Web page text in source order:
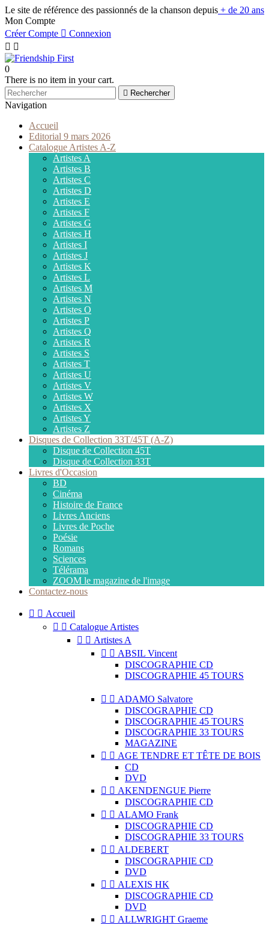
Le site de référence des passionnés de la chanson depuis + de 20 ans
Mon Compte
Créer Compte  Connexion
 
0
There is no item in your cart.
 Rechercher
Navigation
Accueil
Editorial 9 mars 2026
Catalogue Artistes A-Z
Artistes A
Artistes B
Artistes C
Artistes D
Artistes E
Artistes F
Artistes G
Artistes H
Artistes I
Artistes J
Artistes K
Artistes L
Artistes M
Artistes N
Artistes O
Artistes P
Artistes Q
Artistes R
Artistes S
Artistes T
Artistes U
Artistes V
Artistes W
Artistes X
Artistes Y
Artistes Z
Disques de Collection 33T/45T (A-Z)
Disque de Collection 45T
Disque de Collection 33T
Livres d'Occasion
BD
Cinéma
Histoire de France
Livres Anciens
Livres de Poche
Poésie
Romans
Sciences
Télérama
ZOOM le magazine de l'image
Contactez-nous
  Accueil
  Catalogue Artistes
  Artistes A
  ABSIL Vincent
DISCOGRAPHIE CD
DISCOGRAPHIE 45 TOURS
  ADAMO Salvatore
DISCOGRAPHIE CD
DISCOGRAPHIE 45 TOURS
DISCOGRAPHIE 33 TOURS
MAGAZINE
  AGE TENDRE ET TÊTE DE BOIS
CD
DVD
  AKENDENGUE Pierre
DISCOGRAPHIE CD
  ALAMO Frank
DISCOGRAPHIE CD
DISCOGRAPHIE 33 TOURS
  ALDEBERT
DISCOGRAPHIE CD
DVD
  ALEXIS HK
DISCOGRAPHIE CD
DVD
  ALLWRIGHT Graeme